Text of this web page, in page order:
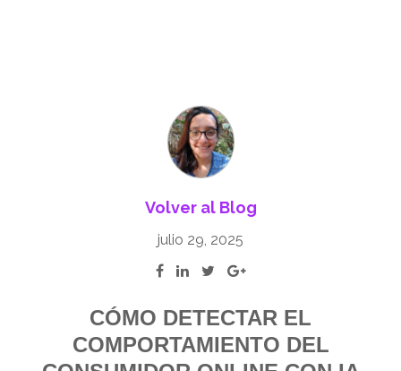
Volver al Blog
julio 29, 2025
CÓMO DETECTAR EL
COMPORTAMIENTO DEL